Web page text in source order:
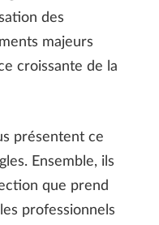
des
majeurs
croissante de la
présentent ce
Ensemble, ils
que prend
professionnels